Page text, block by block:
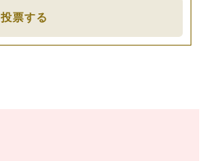
投票する